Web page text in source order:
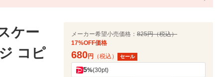
ケー
コピ
メーカー希望小売価格： 825円（税込）
17%OFF価格
680円 （税込） セール
5%(30pt)